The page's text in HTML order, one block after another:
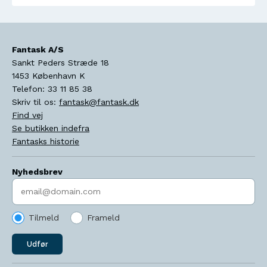
Fantask A/S
Sankt Peders Stræde 18
1453 København K
Telefon: 33 11 85 38
Skriv til os: fantask@fantask.dk
Find vej
Se butikken indefra
Fantasks historie
Nyhedsbrev
Indtast søgeord
Tilmeld Frameld
Udfør